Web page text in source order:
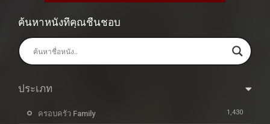
ค้นหาหนังที่คุณชื่นชอบ
ประเภท
ครอบครัว Family 1,430